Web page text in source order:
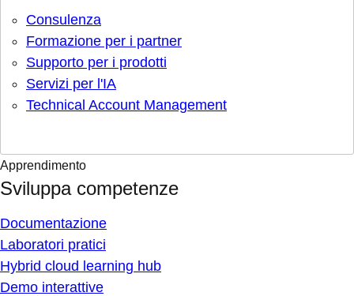
Consulenza
Formazione per i partner
Supporto per i prodotti
Servizi per l'IA
Technical Account Management
Apprendimento
Sviluppa competenze
Documentazione
Laboratori pratici
Hybrid cloud learning hub
Demo interattive